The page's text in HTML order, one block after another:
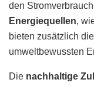
den
Energiequellen,
bieten zusätzlich
umweltbewussten
Die nachhaltige